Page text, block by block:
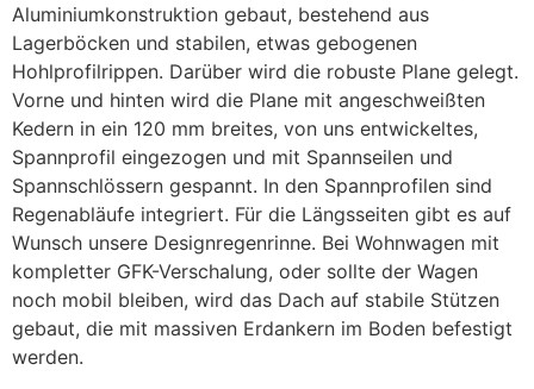
Aluminiumkonstruktion gebaut, bestehend aus
Lagerböcken und stabilen, etwas gebogenen
Hohlprofilrippen. Darüber wird die robuste Plane gelegt.
Vorne und hinten wird die Plane mit angeschweißten
Kedern in ein 120 mm breites, von uns entwickeltes,
Spannprofil eingezogen und mit Spannseilen und
Spannschlössern gespannt. In den Spannprofilen sind
Regenabläufe integriert. Für die Längsseiten gibt es auf
Wunsch unsere Designregenrinne. Bei Wohnwagen mit
kompletter GFK-Verschalung, oder sollte der Wagen
noch mobil bleiben, wird das Dach auf stabile Stützen
gebaut, die mit massiven Erdankern im Boden befestigt
werden.